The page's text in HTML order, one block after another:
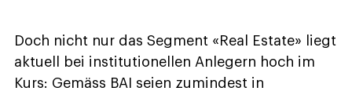
Doch nicht nur das Segment «Real Estate» liegt
aktuell bei institutionellen Anlegern hoch im
Kurs: Gemäss BAI seien zumindest in